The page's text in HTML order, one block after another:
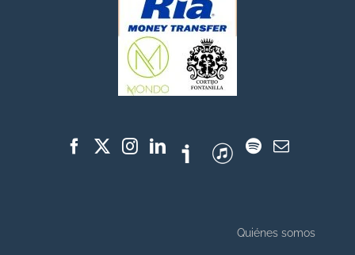
Quiénes somos